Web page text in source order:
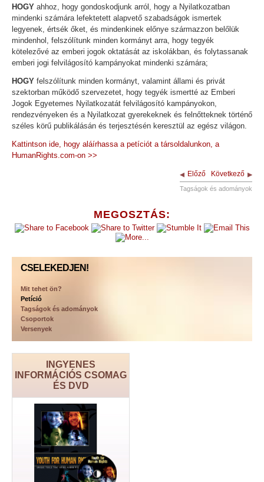
MEGOSZTÁS:
CSELEKEDJEN!
Mit tehet ön?
Petíció
Tagságok és adományok
Csoportok
Versenyek
INGYENES
INFORMÁCIÓS CSOMAG
ÉS DVD
HOGY ahhoz, hogy gondoskodjunk arról, hogy a Nyilatkozatban
mindenki számára lefektetett alapvető szabadságok ismertek
legyenek, értsék őket, és mindenkinek előnye származzon belőlük
mindenhol, felszólítunk minden kormányt arra, hogy tegyék
kötelezővé az emberi jogok oktatását az iskolákban, és folytassanak
emberi jogi felvilágosító kampányokat mindenki számára;
HOGY felszólítunk minden kormányt, valamint állami és privát
szektorban működő szervezetet, hogy tegyék ismertté az Emberi
Jogok Egyetemes Nyilatkozatát felvilágosító kampányokon,
rendezvényeken és a Nyilatkozat gyerekeknek és felnőtteknek történő
széles körű publikálásán és terjesztésén keresztül az egész világon.
Kattintson ide, hogy aláírhassa a petíciót a társoldalunkon, a
HumanRights.com-on >>
Előző Következő
Tagságok és adományok